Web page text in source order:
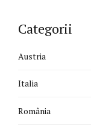
Categorii
Austria
Italia
România